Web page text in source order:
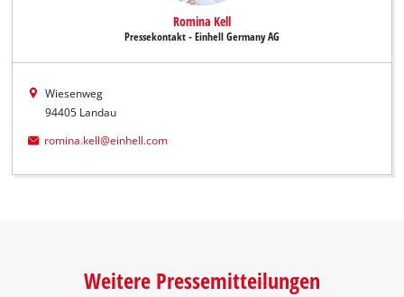
Romina Kell
Pressekontakt - Einhell Germany AG
Wiesenweg
94405 Landau
romina.kell@einhell.com
Weitere Pressemitteilungen